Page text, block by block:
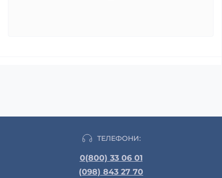
ТЕЛЕФОНИ:
0(800) 33 06 01
(098) 843 27 70